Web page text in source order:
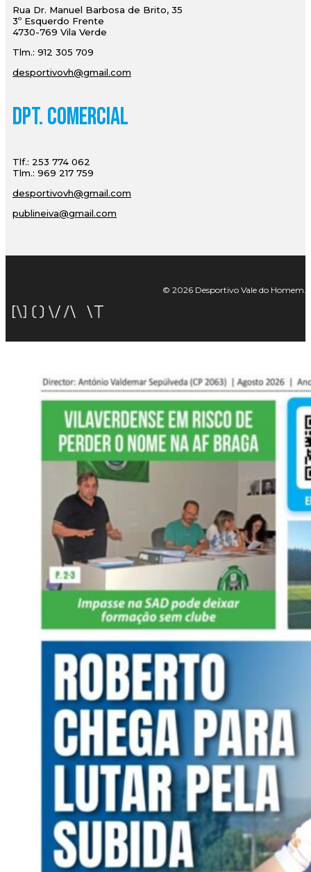
Rua Dr. Manuel Barbosa de Brito, 35
3º Esquerdo Frente
4730-769 Vila Verde
Tlm.: 912 305 709
desportivovh@gmail.com
Dpt. Comercial
Tlf.: 253 774 062
Tlm.: 969 217 759
desportivovh@gmail.com
publineiva@gmail.com
© 2026 Desportivo Vale do Homem.